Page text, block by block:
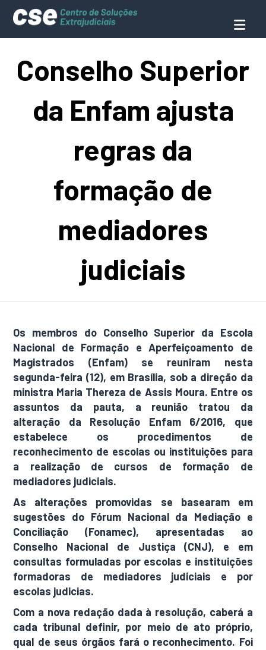
Conselho Superior
da Enfam ajusta
regras da
formação de
mediadores
judiciais
Os membros do Conselho Superior da Escola
Nacional de Formação e Aperfeiçoamento de
Magistrados (Enfam) se reuniram nesta
segunda-feira (12), em Brasília, sob a direção da
ministra Maria Thereza de Assis Moura. Entre os
assuntos da pauta, a reunião tratou da
alteração da Resolução Enfam 6/2016, que
estabelece os procedimentos de
reconhecimento de escolas ou instituições para
a realização de cursos de formação de
mediadores judiciais.
As alterações promovidas se basearam em
sugestões do Fórum Nacional da Mediação e
Conciliação (Fonamec), apresentadas ao
Conselho Nacional de Justiça (CNJ), e em
consultas formuladas por escolas e instituições
formadoras de mediadores judiciais e por
escolas judicias.
Com a nova redação dada à resolução, caberá a
cada tribunal definir, por meio de ato próprio,
qual de seus órgãos fará o reconhecimento. Foi